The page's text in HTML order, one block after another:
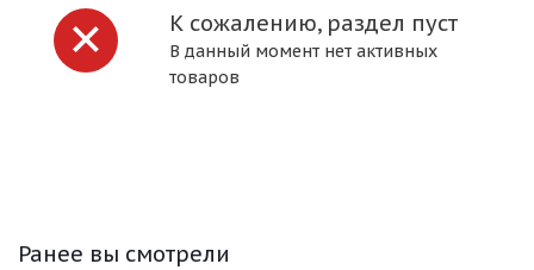
К сожалению, раздел пуст
В данный момент нет активных
товаров
Ранее вы смотрели